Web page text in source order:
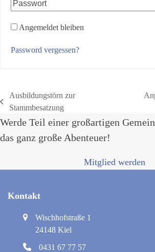
Angemeldet bleiben
Password vergessen?
vorheriger
Beitrag:
Ausbildungstörn zur
Stammbesatzung
Beitrag:
Werde Teil einer großartigen
das ganz große Abenteuer!
Mitglied werden
Kontakt
Wischhofstraße 1
24148 Kiel
0431 67 77 57